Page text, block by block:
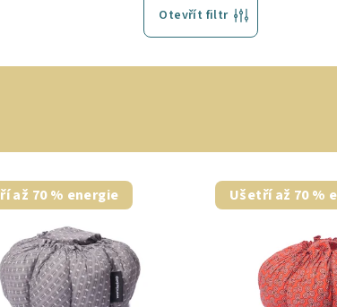
Otevřít filtr
až 70 % energie Ušetří až 70 %